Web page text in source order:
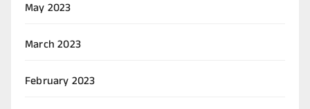
May 2023
March 2023
February 2023